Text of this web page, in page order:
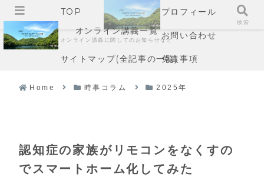
TOP
プロフィール
オンライン講義一覧
オンライン講義に関してのお知らせなどお問い合わせ
サイトマップ(全記事の一覧)免責事項
Home 時事コラム 2025年
認知症の家族がリモコンをなくすの
でスマートホーム化してみた
メニュー 検索